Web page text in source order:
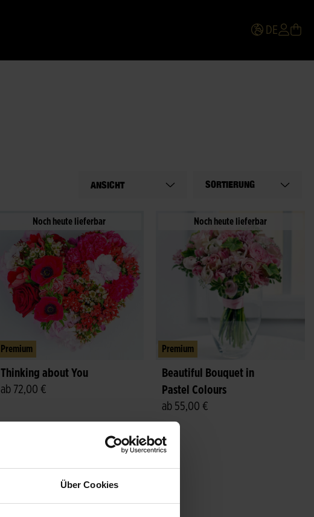
Über Cookies
DE
ANSICHT SORTIERUNG
Noch heute lieferbar
Premium
Thinking about You
ab 72,00 €
Noch heute lieferbar
Premium
Beautiful Bouquet in
Pastel Colours
ab 55,00 €